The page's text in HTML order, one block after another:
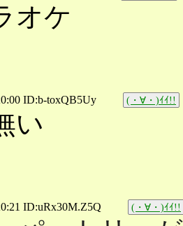
オケ
ID:b-toxQB5Uy (・∀・)ｲｲ!!
い
ID:uRx30M.Z5Q (・∀・)ｲｲ!!